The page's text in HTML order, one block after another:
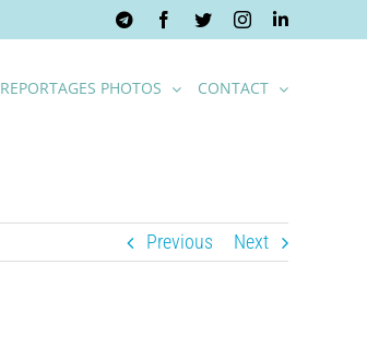
TelegramFacebook
TwitterInstagramLinkedIn
REPORTAGES PHOTOS CONTACT
Previous Next